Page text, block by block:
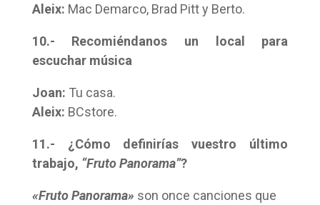
Aleix: Mac Demarco, Brad Pitt y Berto.
10.- Recomiéndanos un local para
escuchar música
Joan: Tu casa.
Aleix: BCstore.
11.- ¿Cómo definirías vuestro último
trabajo, “Fruto Panorama”?
«Fruto Panorama» son once canciones que